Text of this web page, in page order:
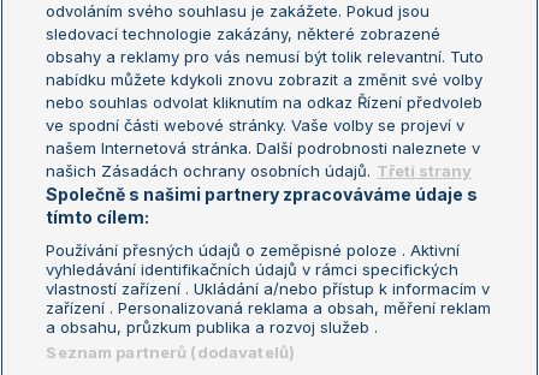
Turnaj mistrů
Turnaj mistryň
Aktualní trendy
Fotbalové přestupy
Livesport Daily
LS Prague Open
Podmínky užití
Nastavení soukromí
GDPR a žurnalistika
Reklama
Kontakt
Informace o zpracování osobních
údajů
odvoláním svého souhlasu je zakážete. Pokud jsou
sledovací technologie zakázány, některé zobrazené
obsahy a reklamy pro vás nemusí být tolik relevantní. Tuto
nabídku můžete kdykoli znovu zobrazit a změnit své volby
nebo souhlas odvolat kliknutím na odkaz Řízení předvoleb
ve spodní části webové stránky. Vaše volby se projeví v
našem Internetová stránka. Další podrobnosti naleznete v
našich Zásadách ochrany osobních údajů. Třetí strany
Společně s našimi partnery zpracováváme údaje s
tímto cílem:
Používání přesných údajů o zeměpisné poloze . Aktivní
vyhledávání identifikačních údajů v rámci specifických
vlastností zařízení . Ukládání a/nebo přístup k informacím v
zařízení . Personalizovaná reklama a obsah, měření reklam
a obsahu, průzkum publika a rozvoj služeb .
Seznam partnerů (dodavatelů)